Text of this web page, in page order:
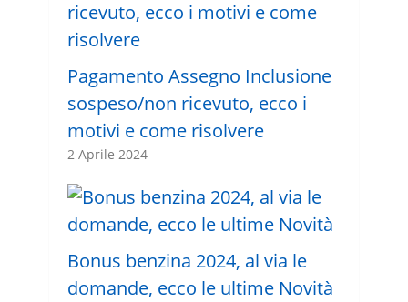
Pagamento Assegno Inclusione
sospeso/non ricevuto, ecco i
motivi e come risolvere
2 Aprile 2024
Bonus benzina 2024, al via le
domande, ecco le ultime Novità